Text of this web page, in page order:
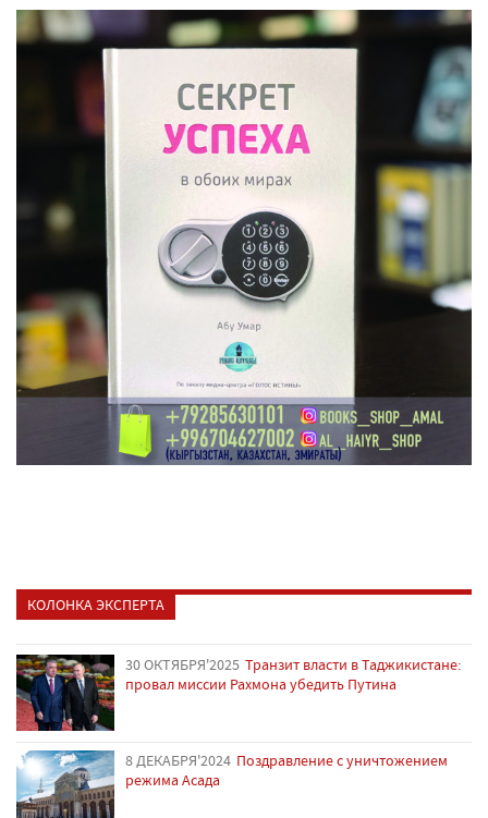
КОЛОНКА ЭКСПЕРТА
30 ОКТЯБРЯ'2025 Транзит власти в Таджикистане:
провал миссии Рахмона убедить Путина
8 ДЕКАБРЯ'2024 Поздравление с уничтожением
режима Асада